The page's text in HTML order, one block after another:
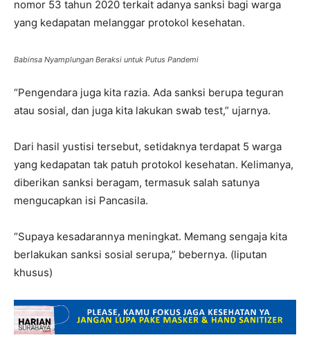
nomor 53 tahun 2020 terkait adanya sanksi bagi warga
yang kedapatan melanggar protokol kesehatan.
Babinsa Nyamplungan Beraksi untuk Putus Pandemi
“Pengendara juga kita razia. Ada sanksi berupa teguran
atau sosial, dan juga kita lakukan swab test,” ujarnya.
Dari hasil yustisi tersebut, setidaknya terdapat 5 warga
yang kedapatan tak patuh protokol kesehatan. Kelimanya,
diberikan sanksi beragam, termasuk salah satunya
mengucapkan isi Pancasila.
“Supaya kesadarannya meningkat. Memang sengaja kita
berlakukan sanksi sosial serupa,” bebernya. (liputan
khusus)